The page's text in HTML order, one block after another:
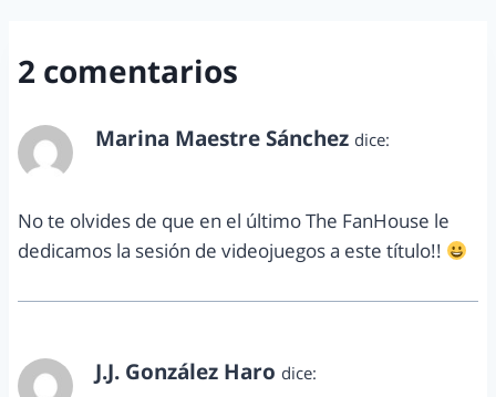
2 comentarios
Marina Maestre Sánchez dice:
No te olvides de que en el último The FanHouse le
dedicamos la sesión de videojuegos a este título!!
J.J. González Haro dice: